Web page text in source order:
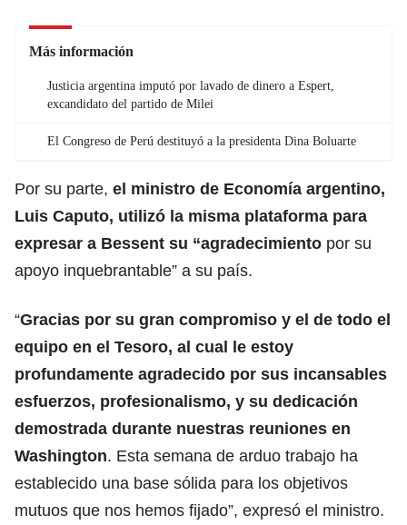
Más información
Justicia argentina imputó por lavado de dinero a Espert,
excandidato del partido de Milei
El Congreso de Perú destituyó a la presidenta Dina Boluarte
Por su parte, el ministro de Economía argentino,
Luis Caputo, utilizó la misma plataforma para
expresar a Bessent su “agradecimiento por su
apoyo inquebrantable” a su país.
“Gracias por su gran compromiso y el de todo el
equipo en el Tesoro, al cual le estoy
profundamente agradecido por sus incansables
esfuerzos, profesionalismo, y su dedicación
demostrada durante nuestras reuniones en
Washington. Esta semana de arduo trabajo ha
establecido una base sólida para los objetivos
mutuos que nos hemos fijado”, expresó el ministro.